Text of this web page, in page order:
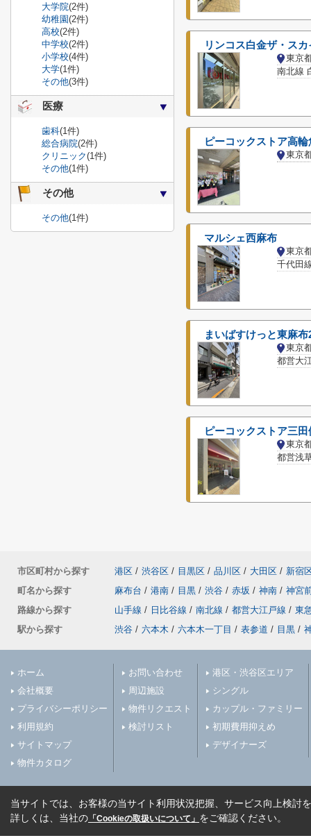
リンコス白金ザ・スカ
東京
南北線
ピーコックストア高
東京
マルシェ西麻布
東京
千代田
まいばすけっと東麻
東京
都営大
ピーコックストア三
東京
都営浅
大学院(2件)
幼稚園(2件)
高校(2件)
中学校(2件)
小学校(4件)
大学(1件)
その他(3件)
医療
歯科(1件)
総合病院(2件)
クリニック(1件)
その他(1件)
その他
その他(1件)
市区町村から探す 港区 / 渋谷区 / 目黒区 / 品川区 / 大田区 / 新宿
町名から探す
麻布台 / 港南 / 目黒 / 渋谷 / 赤坂 / 神南 / 神宮
路線から探す
山手線 / 日比谷線 / 南北線 / 都営大江戸線 / 東
駅から探す
渋谷 / 六本木 / 六本木一丁目 / 表参道 / 目黒 /
ホーム
会社概要
プライバシーポリシー
利用規約
サイトマップ
物件カタログ
お問い合わせ
周辺施設
物件リクエスト
検討リスト
港区・渋谷区エリア
シングル
カップル・ファミリー
初期費用抑えめ
デザイナーズ
当サイトでは、お客様の当サイト利用状況把握、サービス向上検討
詳しくは、当社の 「Cookieの取扱いについて」 をご確認ください。